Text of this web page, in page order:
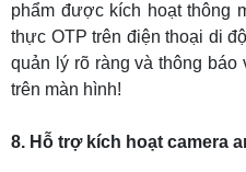
phẩm được kích hoạt thông
thực OTP trên điện thoại di
quản lý rõ ràng và thông
trên màn hình!
8. Hỗ trợ kích hoạt camera